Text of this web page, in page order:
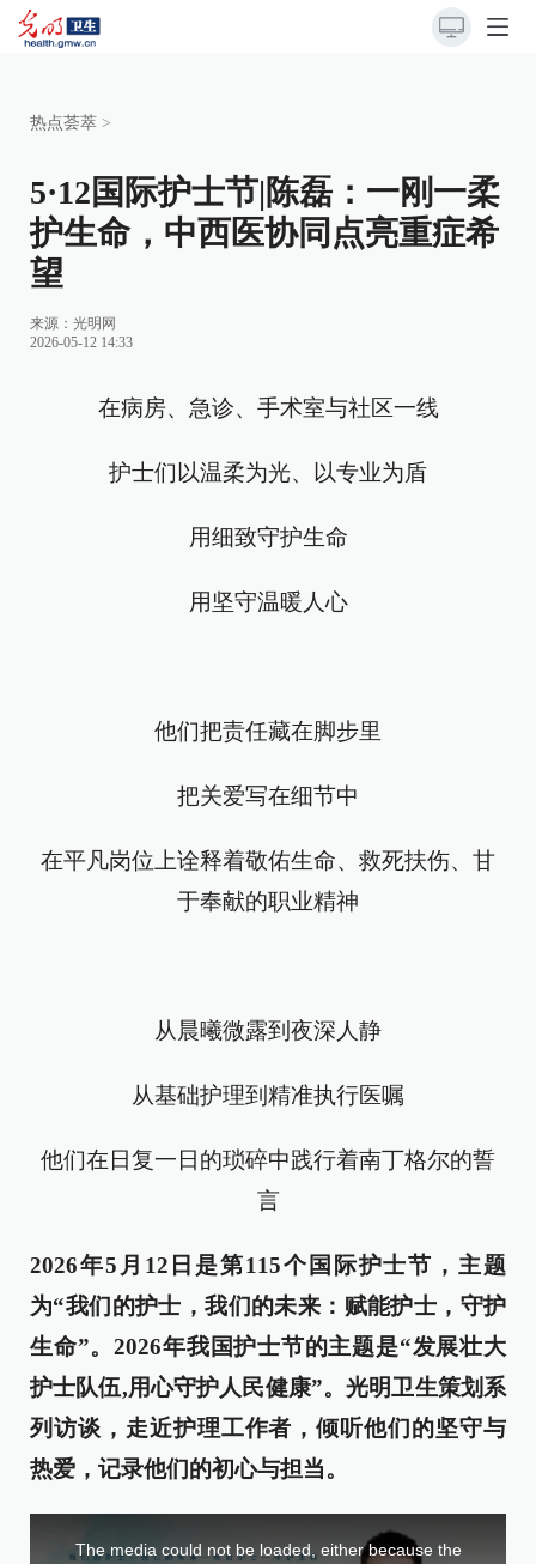
热点荟萃 >
5·12国际护士节|陈磊：一刚一柔
护生命，中西医协同点亮重症希
望
来源： 光明网
2026-05-12 14:33
在病房、急诊、手术室与社区一线
护士们以温柔为光、以专业为盾
用细致守护生命
用坚守温暖人心
他们把责任藏在脚步里
把关爱写在细节中
在平凡岗位上诠释着敬佑生命、救死扶伤、甘
于奉献的职业精神
从晨曦微露到夜深人静
从基础护理到精准执行医嘱
他们在日复一日的琐碎中践行着南丁格尔的誓
言
2026年5月12日是第115个国际护士节，主题
为“我们的护士，我们的未来：赋能护士，守护
生命”。2026年我国护士节的主题是“发展壮大
护士队伍,用心守护人民健康”。光明卫生策划系
列访谈，走近护理工作者，倾听他们的坚守与
热爱，记录他们的初心与担当。
The media could not be loaded, either because the